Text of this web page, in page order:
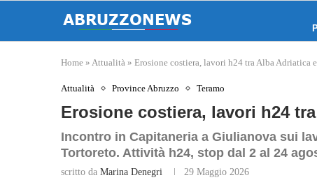
Home » Attualità » Erosione costiera, lavori h24 tra Alba Adriatica
Attualità Province Abruzzo Teramo
Erosione costiera, lavori h24
Incontro in Capitaneria a Giulianova sui
Tortoreto. Attività h24, stop dal 2 al 24
scritto da Marina Denegri 29 Maggio 2026